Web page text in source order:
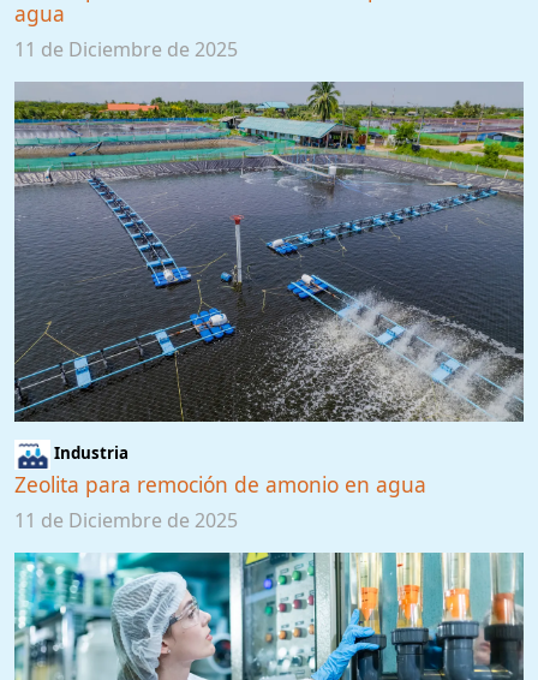
agua
11 de Diciembre de 2025
Industria
Zeolita para remoción de amonio en agua
11 de Diciembre de 2025